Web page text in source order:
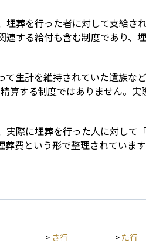
葬を行った者に対して支給さ
する給付も含む制度であり、
生計を維持されていた遺族な
算する制度ではありません。
際に埋葬を行った人に対して
費という形で整理されています
> さ行 > た行